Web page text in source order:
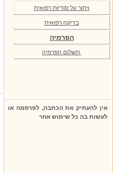
ויתור על סודיות רפואית
בדיקה רפואית
הפרמיה
תשלום הפרמיה
אין להעתיק את הכתבה, לפרסמה או
לעשות בה כל שימוש אחר